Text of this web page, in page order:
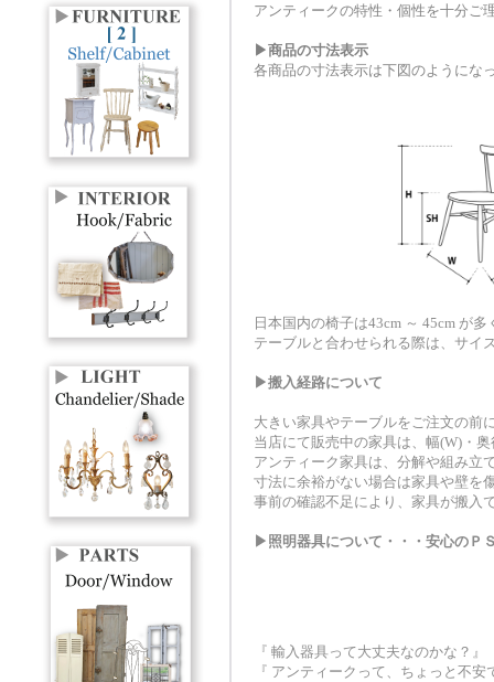
アンティークの特性・個性を十分ご
▶商品の寸法表示
各商品の寸法表示は下図のようにな
日本国内の椅子は43cm ～ 45cm が
テーブルと合わせられる際は、サイ
▶搬入経路について
大きい家具やテーブルをご注文の前
当店にて販売中の家具は、幅(W)・
アンティーク家具は、分解や組み立
寸法に余裕がない場合は家具や壁を
事前の確認不足により、家具が搬入
▶照明器具について・・・安心のＰ
『 輸入器具って大丈夫なのかな？』
『 アンティークって、ちょっと不